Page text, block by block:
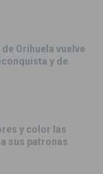
Orihuela vuelve
y de
y color las
sus patronas